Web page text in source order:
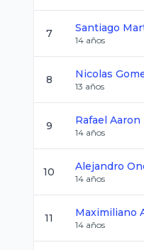
7 Santiago
14 años
8 Nicolas
13 años
9 Rafael Aaron
14 años
10 Alejandro
14 años
11 Maximiliano
14 años